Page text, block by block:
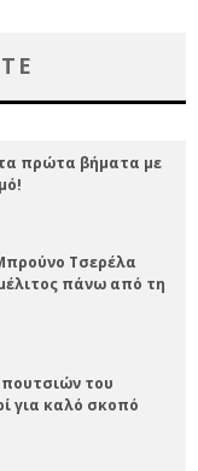
πρώτα βήματα με
Τσερέλα
πάνω από τη
του
για καλό σκοπό